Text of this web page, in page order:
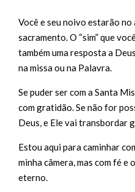
Você e seu noivo estarão
sacramento. O “sim” que
também uma resposta a
na missa ou na Palavra.
Se puder ser com a Santa
com gratidão. Se não for
Deus, e Ele vai transbordar
Estou aqui para caminhar
minha câmera, mas com fé
eterno.